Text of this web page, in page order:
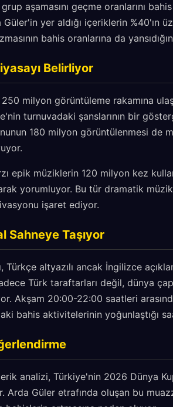
aşamasını geçme oranlarını
yer aldığı içeriklerin %40'ın
bahis oranlarına da
Belirliyor
milyon görüntüleme rakamına
turnuvadaki şanslarının bir
180 milyon görüntülenmesi
epik müziklerin 120 milyon kez
yorumluyor. Bu tür dramatik
işaret ediyor.
Sahneye Taşıyor
altyazılı ancak İngilizce
Türk taraftarları değil, dünya
Akşam 20:00-22:00 saatleri
bahis aktivitelerinin yoğunlaştığı
analizi, Türkiye'nin 2026 Dünya
Arda Güler etrafında oluşan bu